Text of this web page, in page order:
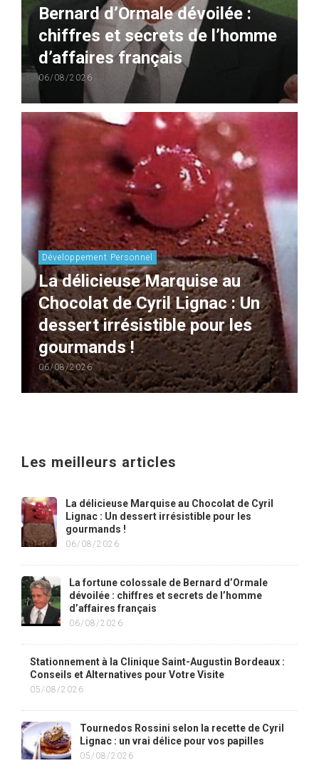
Bernard d’Ormale dévoilée :
chiffres et secrets de l’homme
d’affaires français
06/08/2026
Développement Personnel
La délicieuse Marquise au
Chocolat de Cyril Lignac : Un
dessert irrésistible pour les
gourmands !
06/08/2026
Les meilleurs articles
La délicieuse Marquise au Chocolat de Cyril
Lignac : Un dessert irrésistible pour les
gourmands !
06/08/2026
La fortune colossale de Bernard d’Ormale
dévoilée : chiffres et secrets de l’homme
d’affaires français
06/08/2026
Stationnement à la Clinique Saint-Augustin Bordeaux :
Conseils et Alternatives pour Votre Visite
05/08/2026
Tournedos Rossini selon la recette de Cyril
Lignac : un vrai délice pour vos papilles
05/08/2026